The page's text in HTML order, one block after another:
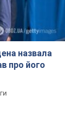
назвала
про його